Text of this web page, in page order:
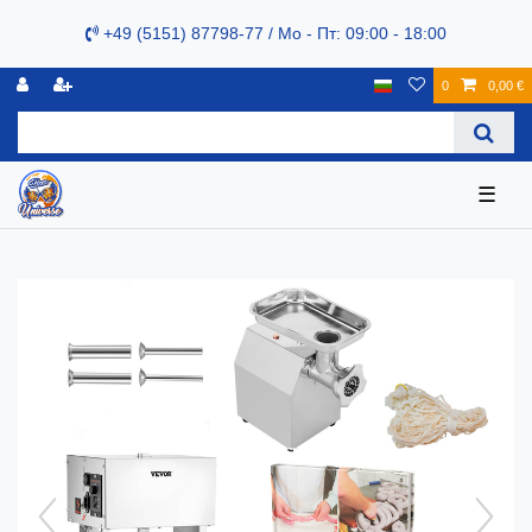
+49 (5151) 87798-77 / Mo - Пт: 09:00 - 18:00
0 0,00 €
☰